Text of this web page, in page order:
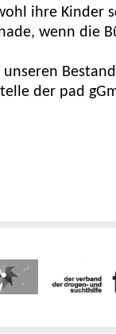
ihre Kinder
wenn die
der pad